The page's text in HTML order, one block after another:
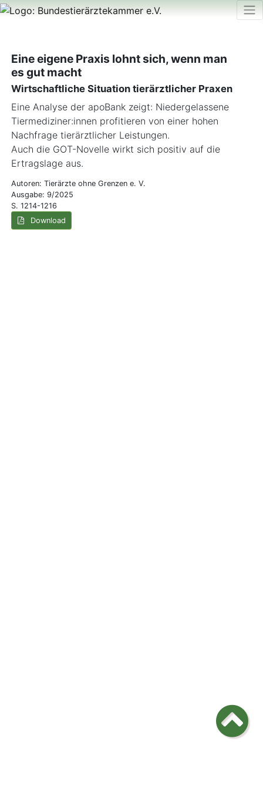
Eine eigene Praxis lohnt sich, wenn man
es gut macht
Wirtschaftliche Situation tierärztlicher Praxen
Eine Analyse der apoBank zeigt: Niedergelassene
Tiermediziner:innen profitieren von einer hohen
Nachfrage tierärztlicher Leistungen.
Auch die GOT-Novelle wirkt sich positiv auf die
Ertragslage aus.
Autoren: Tierärzte ohne Grenzen e. V.
Ausgabe: 9/2025
S. 1214-1216
Download